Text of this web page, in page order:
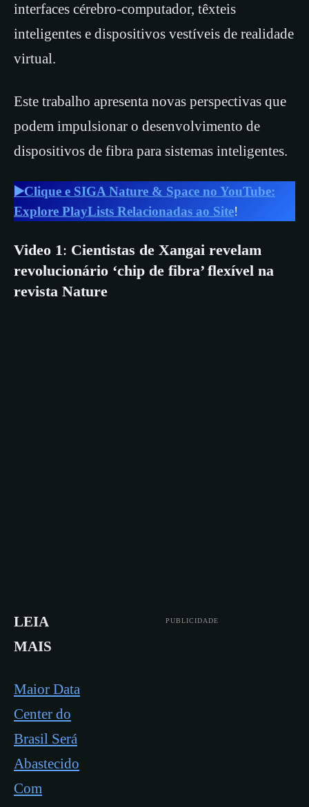
interfaces cérebro-computador, têxteis
inteligentes e dispositivos vestíveis de realidade
virtual.
Este trabalho apresenta novas perspectivas que
podem impulsionar o desenvolvimento de
dispositivos de fibra para sistemas inteligentes.
▶️Clique e SIGA Nature & Space no YouTube:
Explore PlayLists Relacionadas ao Site!
Video 1: Cientistas de Xangai revelam
revolucionário ‘chip de fibra’ flexível na
revista Nature
PUBLICIDADE
LEIA
MAIS
Maior Data
Center do
Brasil Será
Abastecido
Com